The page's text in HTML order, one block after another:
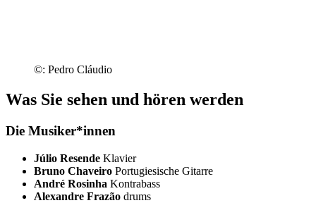
©: Pedro Cláudio
Was Sie sehen und hören werden
Die Musiker*innen
Júlio Resende Klavier
Bruno Chaveiro Portugiesische Gitarre
André Rosinha Kontrabass
Alexandre Frazão drums